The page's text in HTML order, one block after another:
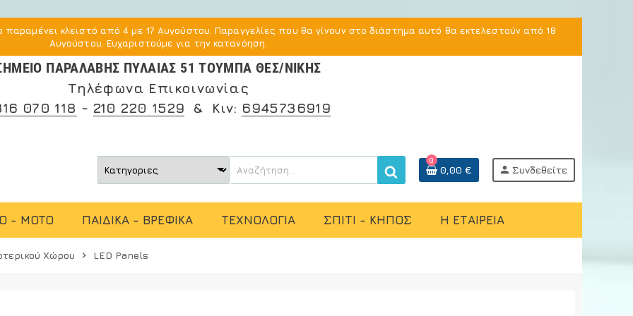
κλειστό από 4 με 17 Αυγούστου. Παραγγελίες που θα γίνουν στο διάστημα αυτό θα εκτελεστούν από 18
Αυγούστου. Ευχαριστούμε για την κατανόηση.
ΠΑΡΑΛΑΒΗΣ ΠΥΛΑΙΑΣ 51 ΤΟΥΜΠΑ ΘΕΣ/ΝΙΚΗΣ
Τηλέφωνα Επικοινωνίας
070 118 - 210 220 1529 & Κιν: 6945736919
0
0,00 € person Συνδεθείτε
- MOTO ΠΑΙΔΙΚΑ - ΒΡΕΦΙΚΑ ΤΕΧΝΟΛΟΓΙΑ ΣΠΙΤΙ - ΚΗΠΟΣ Η ΕΤΑΙΡΕΙΑ
Χώρου chevron_right LED Panels